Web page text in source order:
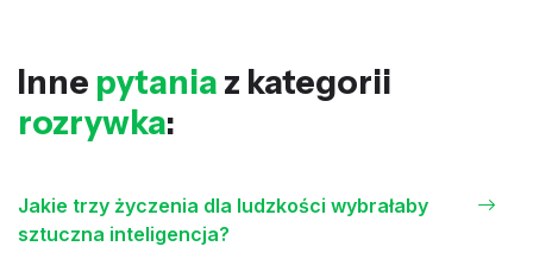
Inne pytania z kategorii
rozrywka:
Jakie trzy życzenia dla ludzkości wybrałaby
sztuczna inteligencja?